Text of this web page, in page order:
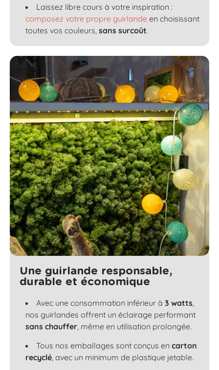
Laissez libre cours à votre inspiration :
composez votre propre guirlande en choisissant
toutes vos couleurs, sans surcoût.
Une guirlande responsable,
durable et économique
Avec une consommation inférieur à 3 watts,
nos guirlandes offrent un éclairage performant
sans chauffer, même en utilisation prolongée.
Tous nos emballages sont conçus en carton
recyclé, avec un minimum de plastique jetable.